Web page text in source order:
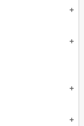
add
add
add
add